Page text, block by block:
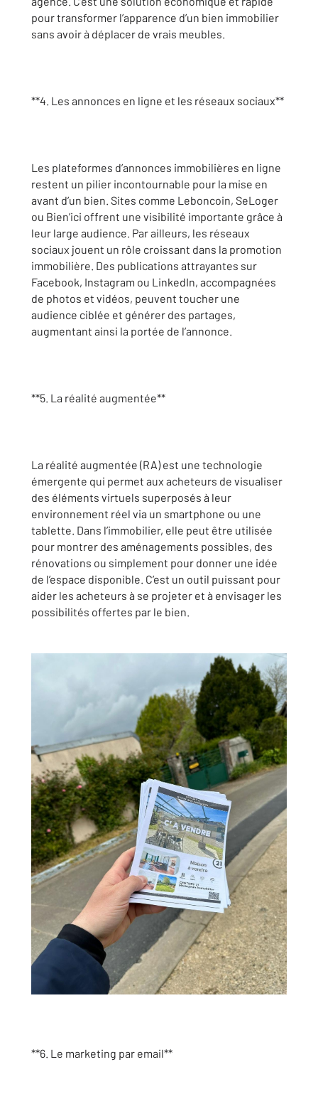
pour transformer l’apparence d’un bien immobilier
sans avoir à déplacer de vrais meubles.
**4. Les annonces en ligne et les réseaux sociaux**
Les plateformes d’annonces immobilières en ligne
restent un pilier incontournable pour la mise en
avant d’un bien. Sites comme Leboncoin, SeLoger
ou Bien’ici offrent une visibilité importante grâce à
leur large audience. Par ailleurs, les réseaux
sociaux jouent un rôle croissant dans la promotion
immobilière. Des publications attrayantes sur
Facebook, Instagram ou LinkedIn, accompagnées
de photos et vidéos, peuvent toucher une
audience ciblée et générer des partages,
augmentant ainsi la portée de l’annonce.
**5. La réalité augmentée**
La réalité augmentée (RA) est une technologie
émergente qui permet aux acheteurs de visualiser
des éléments virtuels superposés à leur
environnement réel via un smartphone ou une
tablette. Dans l’immobilier, elle peut être utilisée
pour montrer des aménagements possibles, des
rénovations ou simplement pour donner une idée
de l’espace disponible. C’est un outil puissant pour
aider les acheteurs à se projeter et à envisager les
possibilités offertes par le bien.
**6. Le marketing par email**